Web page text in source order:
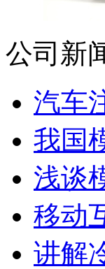
公司新
汽车
我国
浅谈
移动
讲解